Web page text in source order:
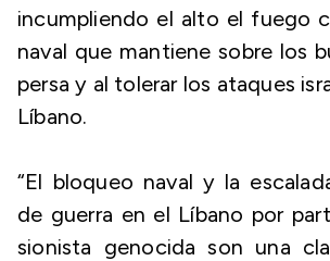
incumpliendo el alto el fuego
naval que mantiene sobre los
persa y al tolerar los ataques
Líbano.
“El bloqueo naval y la
de guerra en el Líbano por
sionista genocida son una